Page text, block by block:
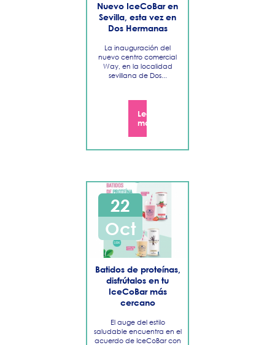
Nuevo IceCoBar en
Sevilla, esta vez en
Dos Hermanas
La inauguración del
nuevo centro comercial
Way, en la localidad
sevillana de Dos...
Leer
más
22
Oct
Batidos de proteínas,
disfrútalos en tu
IceCoBar más
cercano
El auge del estilo
saludable encuentra en el
acuerdo de IceCoBar con